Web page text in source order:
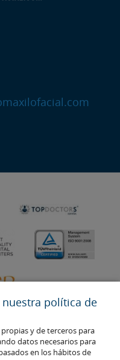
política de
y de terceros para
datos necesarios para
en los hábitos de